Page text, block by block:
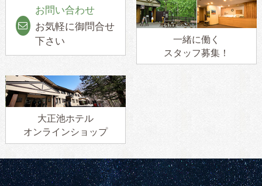
お問い合わせ
お気軽に御問合せ
下さい
一緒に働く
スタッフ募集！
大正池ホテル
オンラインショップ